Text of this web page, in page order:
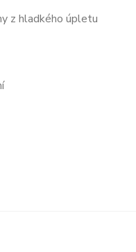
z hladkého úpletu